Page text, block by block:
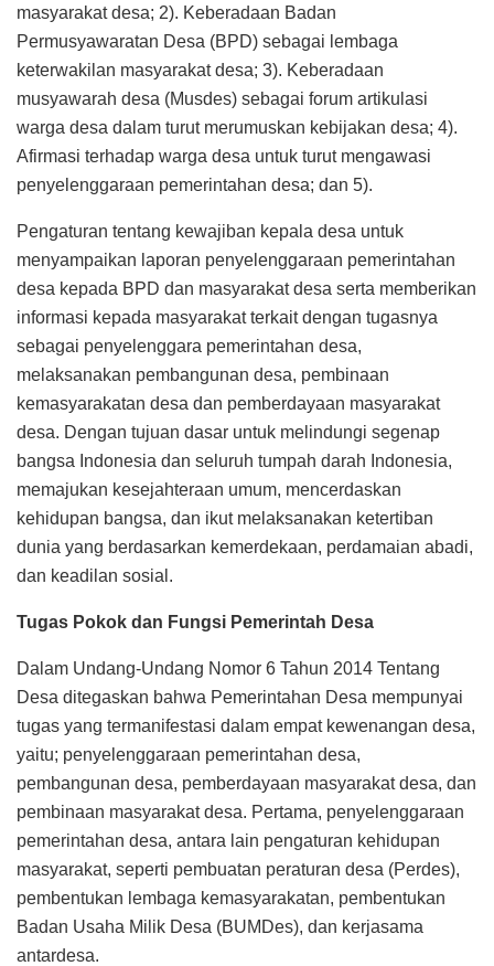
masyarakat desa; 2). Keberadaan Badan
Permusyawaratan Desa (BPD) sebagai lembaga
keterwakilan masyarakat desa; 3). Keberadaan
musyawarah desa (Musdes) sebagai forum artikulasi
warga desa dalam turut merumuskan kebijakan desa; 4).
Afirmasi terhadap warga desa untuk turut mengawasi
penyelenggaraan pemerintahan desa; dan 5).
Pengaturan tentang kewajiban kepala desa untuk
menyampaikan laporan penyelenggaraan pemerintahan
desa kepada BPD dan masyarakat desa serta memberikan
informasi kepada masyarakat terkait dengan tugasnya
sebagai penyelenggara pemerintahan desa,
melaksanakan pembangunan desa, pembinaan
kemasyarakatan desa dan pemberdayaan masyarakat
desa. Dengan tujuan dasar untuk melindungi segenap
bangsa Indonesia dan seluruh tumpah darah Indonesia,
memajukan kesejahteraan umum, mencerdaskan
kehidupan bangsa, dan ikut melaksanakan ketertiban
dunia yang berdasarkan kemerdekaan, perdamaian abadi,
dan keadilan sosial.
Tugas Pokok dan Fungsi Pemerintah Desa
Dalam Undang-Undang Nomor 6 Tahun 2014 Tentang
Desa ditegaskan bahwa Pemerintahan Desa mempunyai
tugas yang termanifestasi dalam empat kewenangan desa,
yaitu; penyelenggaraan pemerintahan desa,
pembangunan desa, pemberdayaan masyarakat desa, dan
pembinaan masyarakat desa. Pertama, penyelenggaraan
pemerintahan desa, antara lain pengaturan kehidupan
masyarakat, seperti pembuatan peraturan desa (Perdes),
pembentukan lembaga kemasyarakatan, pembentukan
Badan Usaha Milik Desa (BUMDes), dan kerjasama
antardesa.